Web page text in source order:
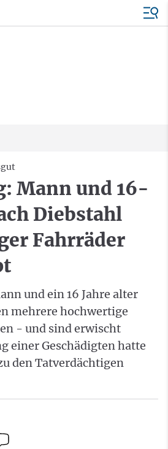
Mann und 16-
Diebstahl
Fahrräder
und ein 16 Jahre alter
mehrere hochwertige
- und sind erwischt
einer Geschädigten hatte
den Tatverdächtigen